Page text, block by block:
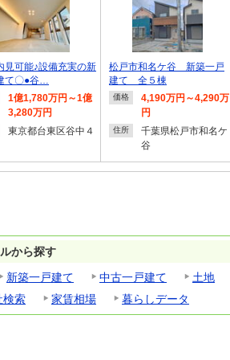
見可能♪設備充実の新
て〇●谷…
1億1,780万円～1億
3,280万円
東京都台東区谷中４
松戸市和名ケ谷 新築一戸
建て 全５棟
価格
4,190万円～4,290万
円
住所
千葉県松戸市和名ケ
谷
から探す
新築一戸建て 中古一戸建て 土地
検索 家賃相場 暮らしデータ